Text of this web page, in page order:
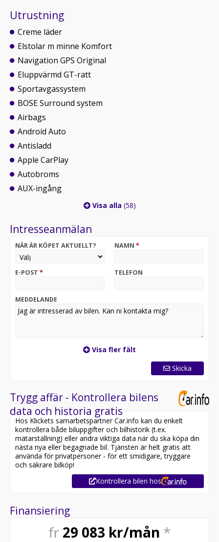
Utrustning
Creme läder
Elstolar m minne Komfort
Navigation GPS Original
Eluppvärmd GT-ratt
Sportavgassystem
BOSE Surround system
Airbags
Android Auto
Antisladd
Apple CarPlay
Autobroms
AUX-ingång
Visa alla (58)
Intresseanmälan
NÄR ÄR KÖPET AKTUELLT? NAMN *
E-POST * TELEFON
MEDDELANDE
Visa fler fält
Skicka
Trygg affär - Kontrollera bilens
data och historia gratis
Hos Klickets samarbetspartner Car.info kan du enkelt
kontrollera både biluppgifter och bilhistorik (t.ex.
mätarställning) eller andra viktiga data när du ska köpa din
nästa nya eller begagnade bil. Tjänsten är helt gratis att
använda för privatpersoner - för ett smidigare, tryggare
och säkrare bilköp!
Kontrollera bilen hos
Finansiering
fr 29 083 kr/mån *